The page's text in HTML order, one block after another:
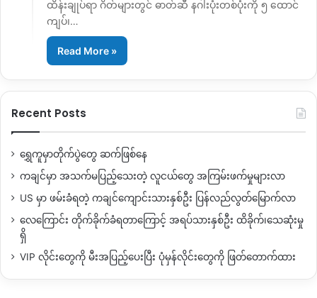
ထိန်းချုပ်ရာ ဂိတ်များတွင် ဓာတ်ဆီ နဂါးပုံးတစ်ပုံးကို ၅ ထောင်
ကျပ်၊…
Read More »
Recent Posts
ရွှေကူမှာတိုက်ပွဲတွေ ဆက်ဖြစ်နေ
ကချင်မှာ အသက်မပြည့်သေးတဲ့ လူငယ်တွေ အကြမ်းဖက်မှုများလာ
US မှာ ဖမ်းခံရတဲ့ ကချင်ကျောင်းသားနှစ်ဦး ပြန်လည်လွတ်မြောက်လာ
လေကြောင်း တိုက်ခိုက်ခံရတာကြောင့် အရပ်သားနှစ်ဦး ထိခိုက်၊သေဆုံးမှု
ရှိ
VIP လိုင်းတွေကို မီးအပြည့်ပေးပြီး ပုံမှန်လိုင်းတွေကို ဖြတ်တောက်ထား